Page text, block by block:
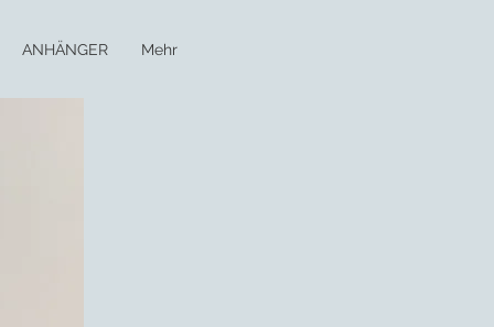
ANHÄNGER Mehr